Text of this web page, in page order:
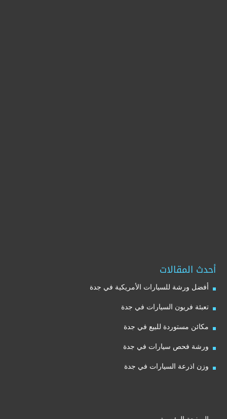
أحدث المقالات
أفضل ورشة للسيارات الأمريكية في جدة
تعبئة فريون السيارات في جدة
مكائن مستوردة للبيع في جدة
ورشة فحص سيارات في جدة
وزن اذرعة السيارات في جدة